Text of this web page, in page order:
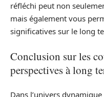
réfléchi peut non
mais également vous
significatives sur le long
Conclusion sur les
perspectives à long
Dans l’univers